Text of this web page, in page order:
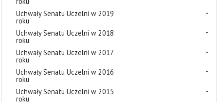
Uchwały Senatu Uczelni w 2019
roku
Uchwały Senatu Uczelni w 2018
roku
Uchwały Senatu Uczelni w 2017
roku
Uchwały Senatu Uczelni w 2016
roku
Uchwały Senatu Uczelni w 2015
roku